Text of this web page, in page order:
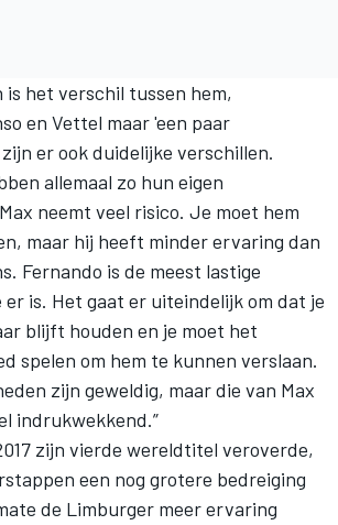
is het verschil tussen hem,
en Vettel maar 'een paar
er ook duidelijke verschillen.
allemaal zo hun eigen
neemt veel risico. Je moet hem
maar hij heeft minder ervaring dan
Fernando is de meest lastige
is. Het gaat er uiteindelijk om dat je
blijft houden en je moet het
spelen om hem te kunnen verslaan.
zijn geweldig, maar die van Max
indrukwekkend.”
zijn vierde wereldtitel veroverde,
een nog grotere bedreiging
de Limburger meer ervaring